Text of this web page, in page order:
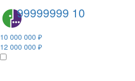
99999999 10
10 000 000 ₽
12 000 000 ₽